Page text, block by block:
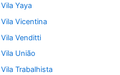
Yaya
Vicentina
Venditti
União
Trabalhista